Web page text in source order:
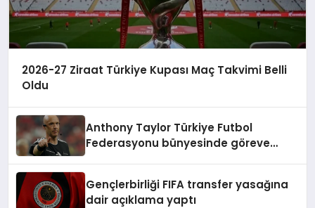
2026-27 Ziraat Türkiye Kupası Maç Takvimi Belli
Oldu
Anthony Taylor Türkiye Futbol
Federasyonu bünyesinde göreve
Gençlerbirliği FIFA transfer yasağına
dair açıklama yaptı